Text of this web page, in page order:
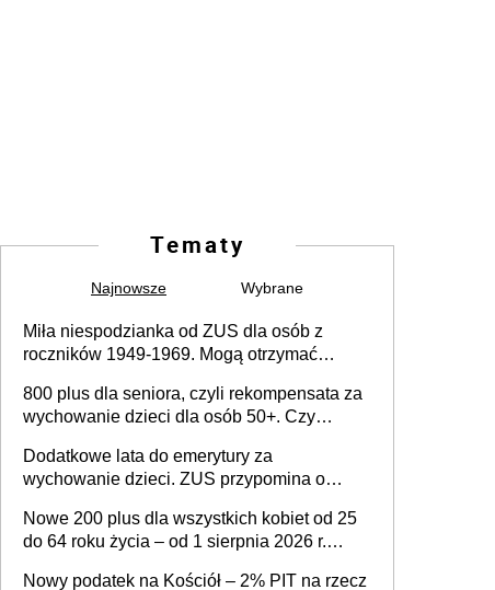
Tematy
Najnowsze Wybrane
Miła niespodzianka od ZUS dla osób z
roczników 1949-1969. Mogą otrzymać
800 plus dla seniora, czyli rekompensata za
wychowanie dzieci dla osób 50+. Czy
wejdzie w życie?
Dodatkowe lata do emerytury za
wychowanie dzieci. ZUS przypomina o
Nowe 200 plus dla wszystkich kobiet od 25
do 64 roku życia – od 1 sierpnia 2026 r.
Nowy podatek na Kościół – 2% PIT na rzecz